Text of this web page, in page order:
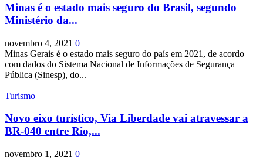
Minas é o estado mais seguro do Brasil, segundo
Ministério da...
novembro 4, 2021 0
Minas Gerais é o estado mais seguro do país em 2021, de acordo
com dados do Sistema Nacional de Informações de Segurança
Pública (Sinesp), do...
Turismo
Novo eixo turístico, Via Liberdade vai atravessar a
BR-040 entre Rio,...
novembro 1, 2021 0